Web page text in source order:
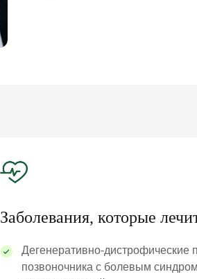
Заболевания, которые
Дегенеративно-дистрофические
позвоночника с болевым